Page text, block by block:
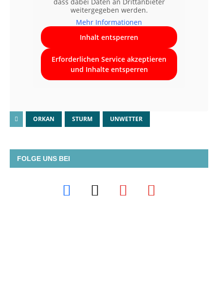
weitergegeben werden.
Mehr Informationen
Inhalt entsperren
Erforderlichen Service akzeptieren
und Inhalte entsperren
ORKAN STURM UNWETTER
FOLGE UNS BEI